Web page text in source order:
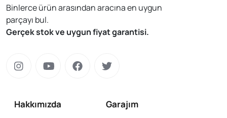
Binlerce ürün arasından aracına en uygun
parçayı bul.
Gerçek stok ve uygun fiyat garantisi.
Hakkımızda
Garajım